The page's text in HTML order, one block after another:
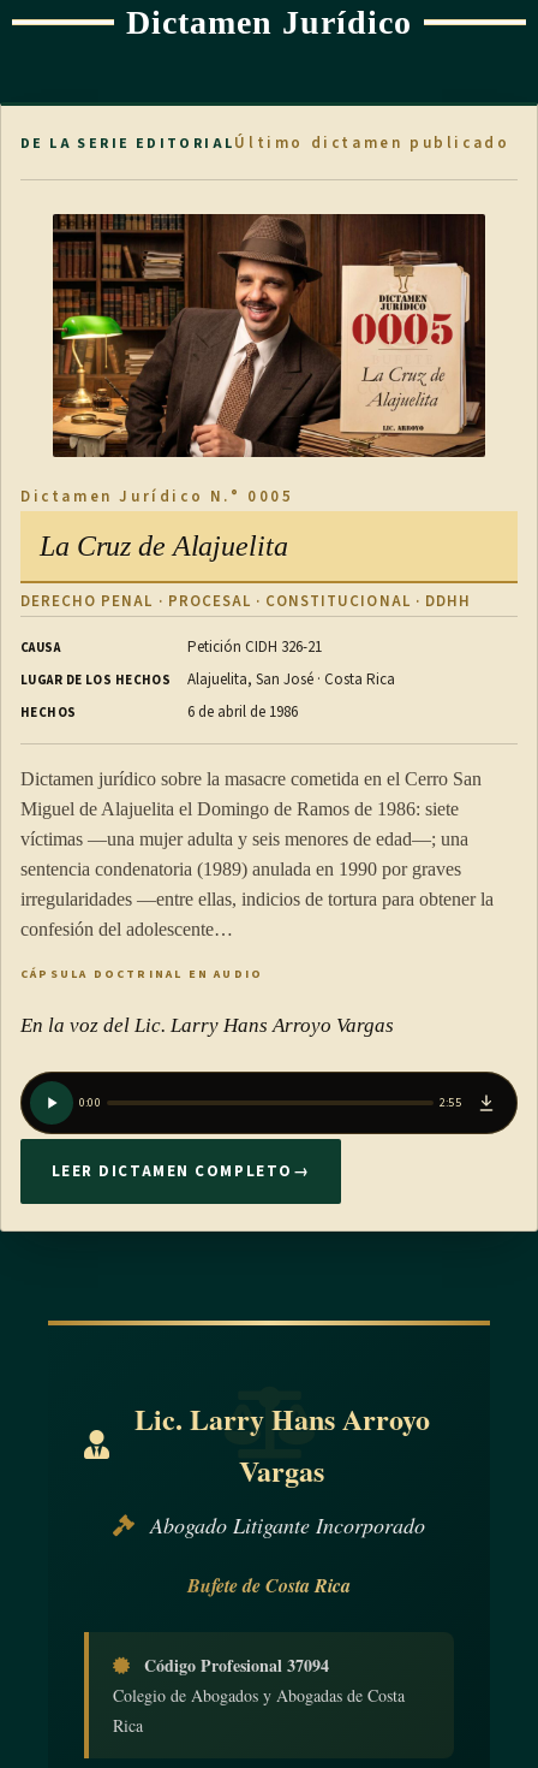
Dictamen Jurídico
DE LA SERIE EDITORIALÚltimo dictamen publicado
Dictamen Jurídico N.° 0005
La Cruz de Alajuelita
DERECHO PENAL · PROCESAL · CONSTITUCIONAL · DDHH
CAUSA Petición CIDH 326-21
LUGAR DE LOS HECHOS Alajuelita, San José · Costa Rica
HECHOS 6 de abril de 1986
Dictamen jurídico sobre la masacre cometida en el Cerro San
Miguel de Alajuelita el Domingo de Ramos de 1986: siete
víctimas —una mujer adulta y seis menores de edad—; una
sentencia condenatoria (1989) anulada en 1990 por graves
irregularidades —entre ellas, indicios de tortura para obtener la
confesión del adolescente…
CÁPSULA DOCTRINAL EN AUDIO
En la voz del Lic. Larry Hans Arroyo Vargas
0:00 2:55
LEER DICTAMEN COMPLETO →
Lic. Larry Hans Arroyo
Vargas
Abogado Litigante Incorporado
Bufete de Costa Rica
Código Profesional 37094
Colegio de Abogados y Abogadas de Costa
Rica